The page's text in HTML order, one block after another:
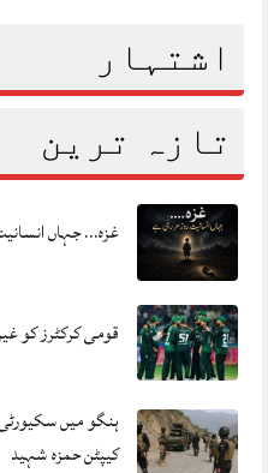
اشتہار
تازہ ترین
غزہ… جہاں
قومی کرکٹرز کو
کیپٹن حمزہ شہید